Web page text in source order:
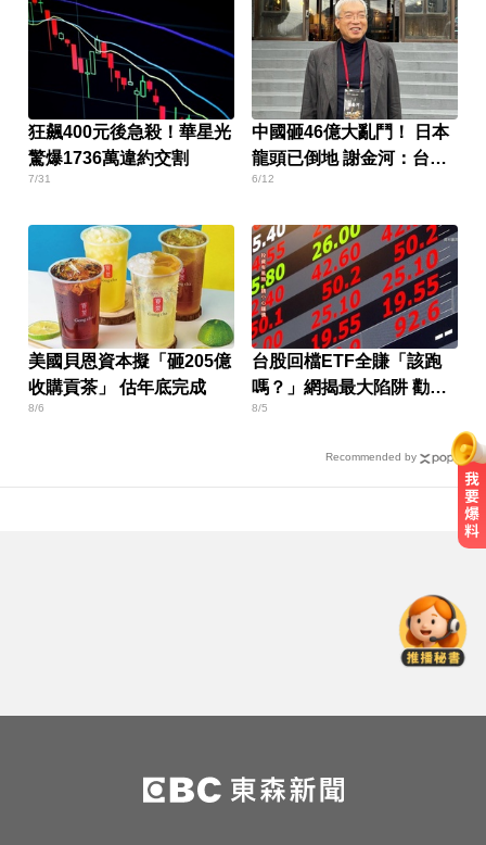
狂飆400元後急殺！華星光
驚爆1736萬違約交割
7/31
中國砸46億大亂鬥！ 日本
龍頭已倒地 謝金河：台廠
考驗將至
6/12
美國貝恩資本擬「砸205億
收購貢茶」 估年底完成
8/6
台股回檔ETF全賺「該跑
嗎？」網揭最大陷阱 勸調
節1類股
8/5
Recommended by
黃金公式」猛灌恐水中毒
愛玩車／700匹馬力！奧斯頓馬丁
DB12 S登場